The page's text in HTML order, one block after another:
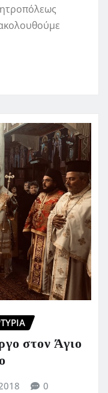
στον Άγιο
0